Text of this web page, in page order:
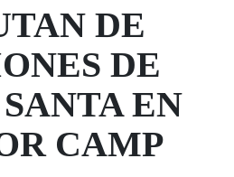
DE
DE
EN
CAMP